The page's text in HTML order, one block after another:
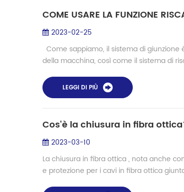
COME USARE LA FUNZIONE
2023-02-25
Come sappiamo, il sistema di
della macchina, così come il sistema di
LEGGI DI PIÙ
Cos'è la chiusura in fibra
2023-03-10
La chiusura in fibra ottica , nota anche
e protezione per i cavi in ​​fibra ottica